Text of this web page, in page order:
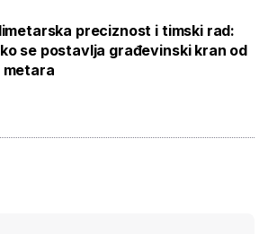
preciznost i timski rad:
se postavlja građevinski kran od
metara